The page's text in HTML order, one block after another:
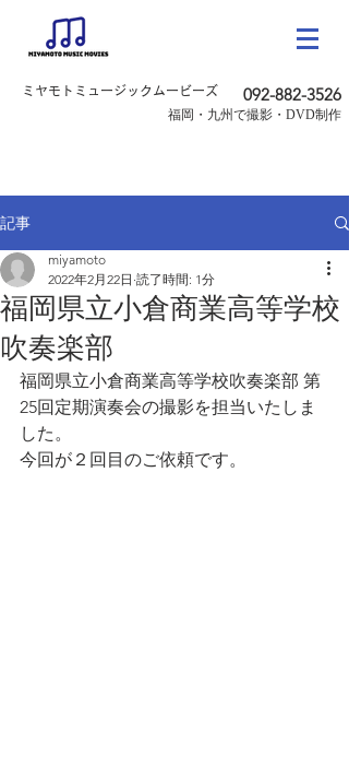
ミヤモトミュージックムービーズ 092-882-3526
​福岡・九州で撮影・DVD制作
記事
福岡県立小倉商業高等学校
吹奏楽部
miyamoto
2022年2月22日 読了時間: 1分
福岡県立小倉商業高等学校吹奏楽部 第
25回定期演奏会の撮影を担当いたしま
した。
今回が２回目のご依頼です。